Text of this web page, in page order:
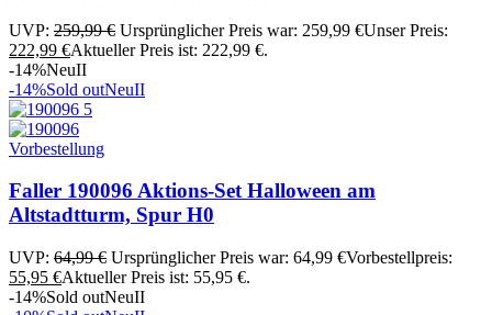
UVP: 259,99€ Ursprünglicher Preis war: 259,99 €Unser Preis:
222,99 €Aktueller Preis ist: 222,99 €.
-14%NeuII
-14%Sold outNeuII
Vorbestellung
Faller 190096 Aktions-Set Halloween am
Altstadtturm, Spur H0
UVP: 64,99€ Ursprünglicher Preis war: 64,99 €Vorbestellpreis:
55,95 €Aktueller Preis ist: 55,95 €.
-14%Sold outNeuII